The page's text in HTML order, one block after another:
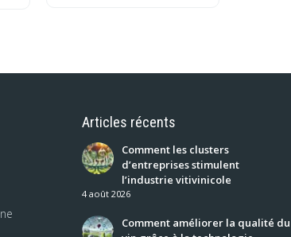
Articles récents
Comment les clusters
d’entreprises stimulent
l’industrie vitivinicole
4 août 2026
Comment améliorer la qualité du